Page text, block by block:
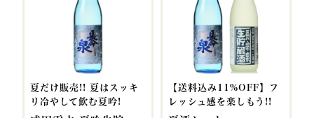
夏だけ販売!! 夏はスッキ
リ冷やして飲む夏吟!
【送料込み11%OFF】フ
レッシュ感を楽しもう!!